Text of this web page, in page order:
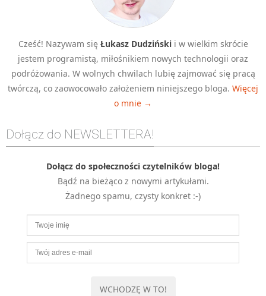
.htaccess
HTML 5
CSS 3
Django
PHP
MOBILE
Android
KONTROLA WERSJI
Git
BAZY
Cześć! Nazywam się Łukasz Dudzińskii w wielkim skrócie
jestem programistą, miłośnikiem nowych technologii oraz
podróżowania. W wolnych chwilach lubię zajmować się pracą
twórczą, co zaowocowało założeniem niniejszego bloga. Więcej
o mnie →
Dołącz do NEWSLETTERA!
Dołącz do społeczności czytelników bloga!
Bądź na bieżąco z nowymi artykułami.
Żadnego spamu, czysty konkret :-)